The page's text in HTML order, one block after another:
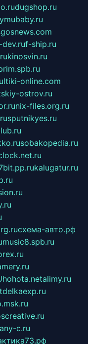
dugshop.ru
f-ship.ru
kinosvin.ru
online.com
ostrov.ru
nix-files.org.ru
sputnikyes.ru
sobakopedia.ru
kalugatur.ru
схема-авто.рф
music8.spb.ru
hohota.netalimy.ru
c.ru